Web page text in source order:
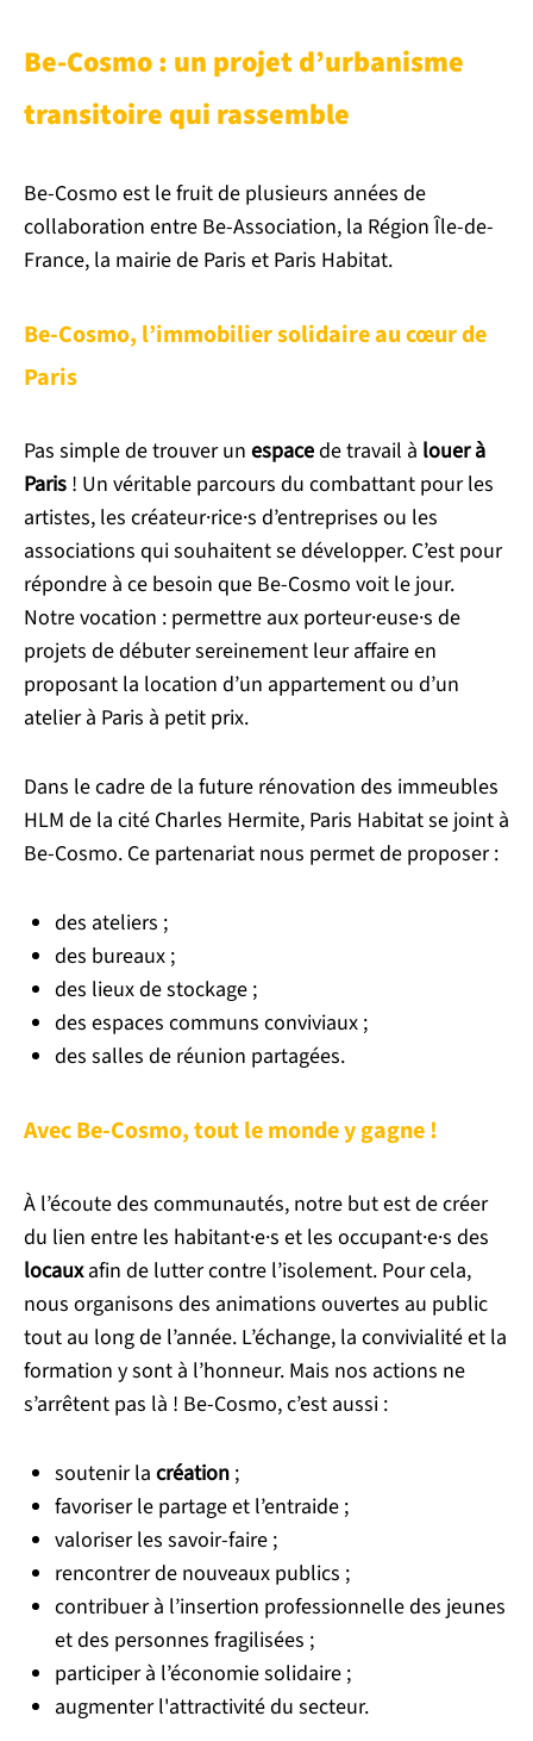
Be-Cosmo : un projet d’urbanisme
transitoire qui rassemble
Be-Cosmo est le fruit de plusieurs années de
collaboration entre Be-Association, la Région Île-de-
France, la mairie de Paris et Paris Habitat.
Be-Cosmo, l’immobilier solidaire au cœur de
Paris
Pas simple de trouver un espacede travail à louer à
Paris ! Un véritable parcours du combattant pour les
artistes, les créateur·rice·s d’entreprises ou les
associations qui souhaitent se développer. C’est pour
répondre à ce besoin que Be-Cosmo voit le jour.
Notre vocation : permettre aux porteur·euse·s de
projets de débuter sereinement leur affaire en
proposant la location d’un appartement ou d’un
atelier à Paris à petit prix.
Dans le cadre de la future rénovation des immeubles
HLM de la cité Charles Hermite, Paris Habitat se joint à
Be-Cosmo. Ce partenariat nous permet de proposer :
des ateliers ;
des bureaux ;
des lieux de stockage ;
des espaces communs conviviaux ;
des salles de réunion partagées.
Avec Be-Cosmo, tout le monde y gagne !
À l’écoute des communautés, notre but est de créer
du lien entre les habitant·e·s et les occupant·e·s des
locauxafin de lutter contre l’isolement. Pour cela,
nous organisons des animations ouvertes au public
tout au long de l’année. L’échange, la convivialité et la
formation y sont à l’honneur. Mais nos actions ne
s’arrêtent pas là ! Be-Cosmo, c’est aussi :
soutenir la création ;
favoriser le partage et l’entraide ;
valoriser les savoir-faire ;
rencontrer de nouveaux publics ;
contribuer à l’insertion professionnelle des jeunes
et des personnes fragilisées ;
participer à l’économie solidaire ;
augmenter l'attractivité du secteur.